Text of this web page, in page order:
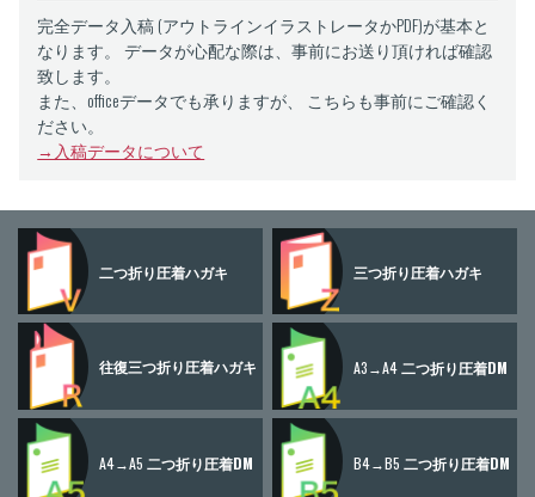
完全データ入稿 (アウトラインイラストレータかPDF)が基本と
なります。 データが心配な際は、事前にお送り頂ければ確認
致します。
また、officeデータでも承りますが、 こちらも事前にご確認く
ださい。
→入稿データについて
二つ折り圧着ハガキ 三つ折り圧着ハガキ
往復三つ折り圧着ハガキ A3→A4二つ折り圧着DM
A4→A5 二つ折り圧着DM B4→B5 二つ折り圧着DM